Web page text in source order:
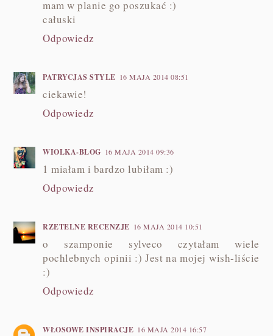
mam w planie go poszukać :)
całuski
Odpowiedz
PATRYCJAS STYLE 16 MAJA 2014 08:51
ciekawie!
Odpowiedz
WIOLKA-BLOG 16 MAJA 2014 09:36
1 miałam i bardzo lubiłam :)
Odpowiedz
RZETELNE RECENZJE 16 MAJA 2014 10:51
o szamponie sylveco czytałam wiele
pochlebnych opinii :) Jest na mojej wish-liście
:)
Odpowiedz
WŁOSOWE INSPIRACJE 16 MAJA 2014 16:57